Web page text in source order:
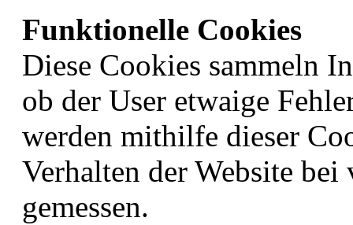
Funktionelle Cookies
Diese Cookies sammeln
ob der User etwaige
werden mithilfe dieser
Verhalten der Website
gemessen.